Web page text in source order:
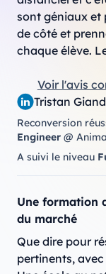
Tristan
Reconversion
Engineer @
A suivi le niveau
sont géniaux et
de côté et
chaque élève.
Voir l'avis
Une formation
du marché
Que dire pour
pertinents,